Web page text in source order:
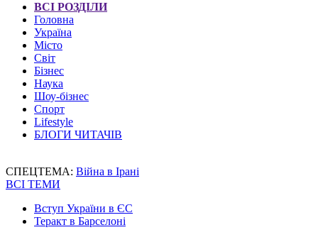
ВСІ РОЗДІЛИ
Головна
Україна
Місто
Світ
Бізнес
Наука
Шоу-бізнес
Спорт
Lifestyle
БЛОГИ ЧИТАЧІВ
СПЕЦТЕМА: Війна в Ірані
ВСІ ТЕМИ
Вступ України в ЄС
Теракт в Барселоні